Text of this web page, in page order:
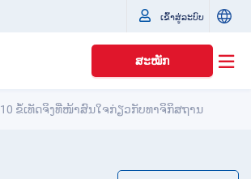
ເຂົ້າສູ່ລະບົບ
ສະໝັກ
10 ຂໍ້ເທັດຈິງທີ່ໜ້າສົນໃຈກ່ຽວກັບທາຈິກິສຖານ